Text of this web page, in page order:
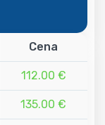
Cena
112.00 €
135.00 €